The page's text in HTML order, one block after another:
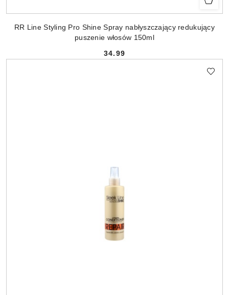
RR Line Styling Pro Shine Spray nabłyszczający redukujący
puszenie włosów 150ml
Cena:
34.99